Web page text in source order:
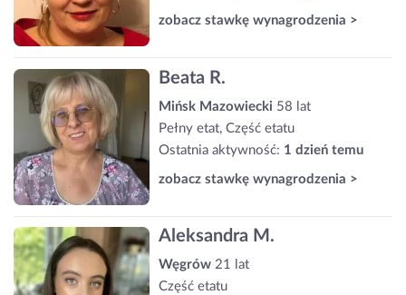
zobacz stawkę wynagrodzenia >
Beata R.
Mińsk Mazowiecki 58 lat
Pełny etat, Część etatu
Ostatnia aktywność: 1 dzień temu
zobacz stawkę wynagrodzenia >
Aleksandra M.
Węgrów 21 lat
Część etatu